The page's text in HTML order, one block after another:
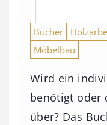
Bücher
Möbelbau
Wird ein
benötigt oder
über? Das